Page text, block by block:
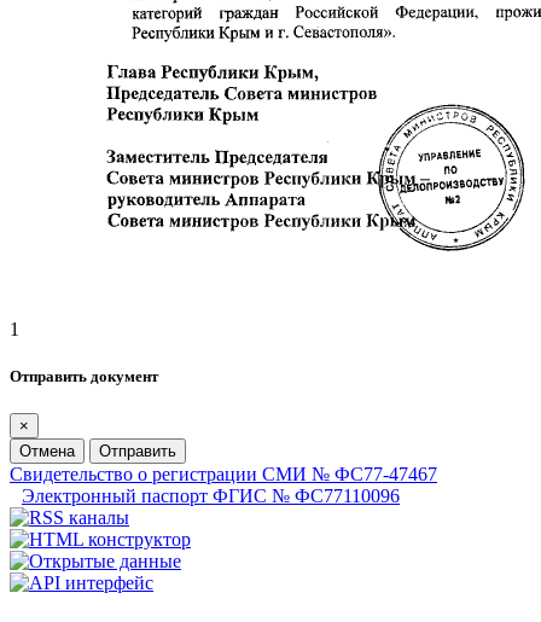
1
Отправить документ
×
Отмена
Отправить
Свидетельство о регистрации СМИ № ФС77-47467
Электронный паспорт ФГИС № ФС77110096